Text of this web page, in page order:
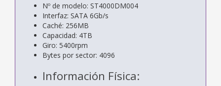
Nº de modelo: ST4000DM004
Interfaz: SATA 6Gb/s
Caché: 256MB
Capacidad: 4TB
Giro: 5400rpm
Bytes por sector: 4096
Información Física: